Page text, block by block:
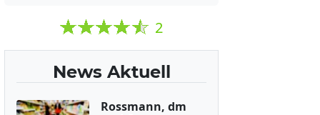
2
News Aktuell
Rossmann, dm